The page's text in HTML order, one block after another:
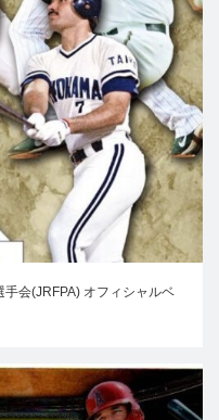
会(JRFPA) オフィシャルベ